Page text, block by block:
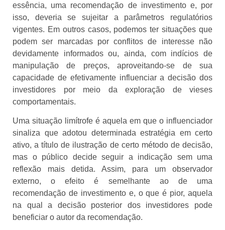
essência, uma recomendação de investimento e, por
isso, deveria se sujeitar a parâmetros regulatórios
vigentes. Em outros casos, podemos ter situações que
podem ser marcadas por conflitos de interesse não
devidamente informados ou, ainda, com indícios de
manipulação de preços, aproveitando-se de sua
capacidade de efetivamente influenciar a decisão dos
investidores por meio da exploração de vieses
comportamentais.
Uma situação limítrofe é aquela em que o influenciador
sinaliza que adotou determinada estratégia em certo
ativo, a título de ilustração de certo método de decisão,
mas o público decide seguir a indicação sem uma
reflexão mais detida. Assim, para um observador
externo, o efeito é semelhante ao de uma
recomendação de investimento e, o que é pior, aquela
na qual a decisão posterior dos investidores pode
beneficiar o autor da recomendação.